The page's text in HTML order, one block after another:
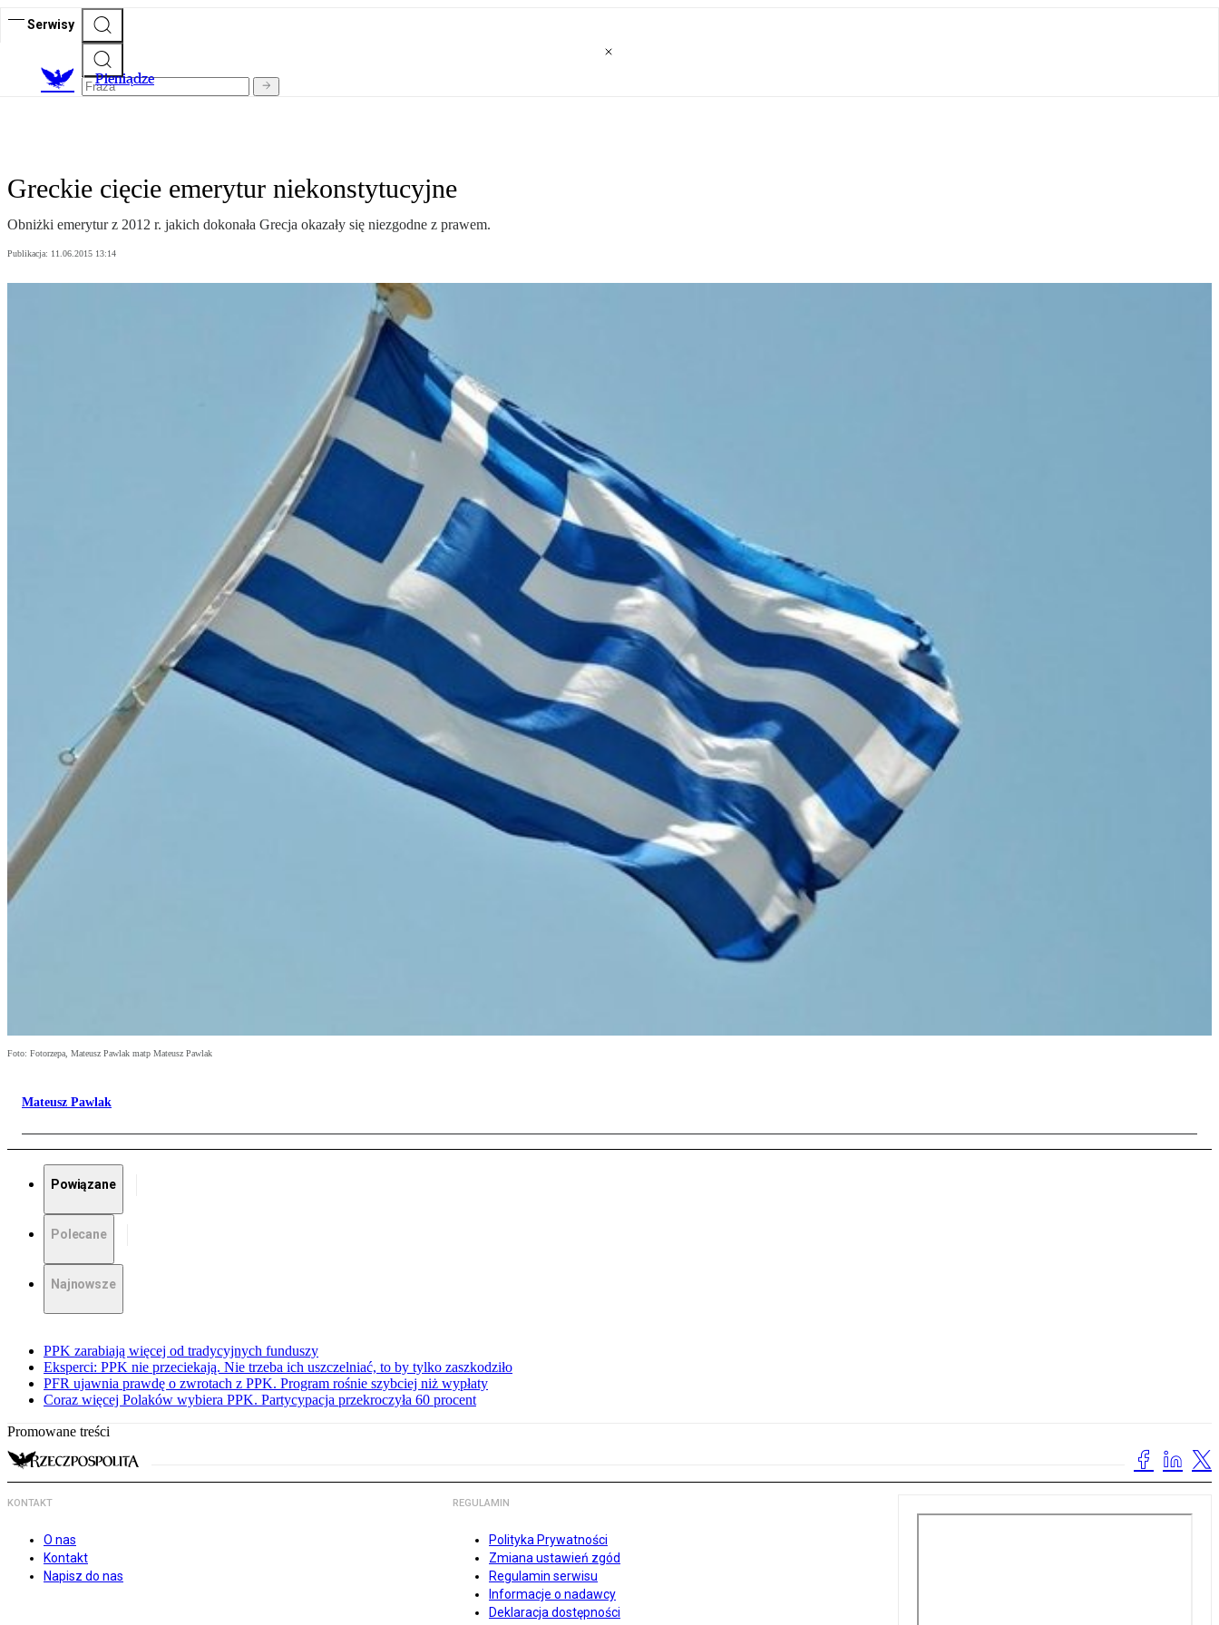
Serwisy
Pieniądze
Greckie cięcie emerytur niekonstytucyjne
Obniżki emerytur z 2012 r. jakich dokonała Grecja okazały się niezgodne z prawem.
Publikacja: 11.06.2015 13:14
Foto: Fotorzepa, Mateusz Pawlak matp Mateusz Pawlak
Mateusz Pawlak
Powiązane
Polecane
Najnowsze
PPK zarabiają więcej od tradycyjnych funduszy
Eksperci: PPK nie przeciekają. Nie trzeba ich uszczelniać, to by tylko zaszkodziło
PFR ujawnia prawdę o zwrotach z PPK. Program rośnie szybciej niż wypłaty
Coraz więcej Polaków wybiera PPK. Partycypacja przekroczyła 60 procent
Promowane treści
KONTAKT
O nas
Kontakt
Napisz do nas
REGULAMIN
Polityka Prywatności
Zmiana ustawień zgód
Regulamin serwisu
Informacje o nadawcy
Deklaracja dostępności